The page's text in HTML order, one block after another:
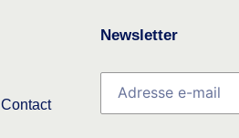
Contact
Newsletter